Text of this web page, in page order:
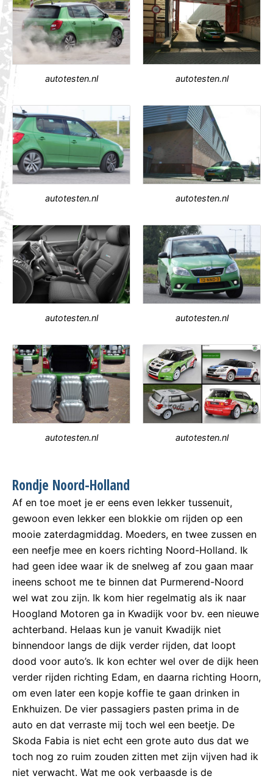
autotesten.nl autotesten.nl
autotesten.nl autotesten.nl
autotesten.nl autotesten.nl
autotesten.nl autotesten.nl
Rondje Noord-Holland
Af en toe moet je er eens even lekker tussenuit,
gewoon even lekker een blokkie om rijden op een
mooie zaterdagmiddag. Moeders, en twee zussen en
een neefje mee en koers richting Noord-Holland. Ik
had geen idee waar ik de snelweg af zou gaan maar
ineens schoot me te binnen dat Purmerend-Noord
wel wat zou zijn. Ik kom hier regelmatig als ik naar
Hoogland Motoren ga in Kwadijk voor bv. een nieuwe
achterband. Helaas kun je vanuit Kwadijk niet
binnendoor langs de dijk verder rijden, dat loopt
dood voor auto’s. Ik kon echter wel over de dijk heen
verder rijden richting Edam, en daarna richting Hoorn,
om even later een kopje koffie te gaan drinken in
Enkhuizen. De vier passagiers pasten prima in de
auto en dat verraste mij toch wel een beetje. De
Skoda Fabia is niet echt een grote auto dus dat we
toch nog zo ruim zouden zitten met zijn vijven had ik
niet verwacht. Wat me ook verbaasde is de